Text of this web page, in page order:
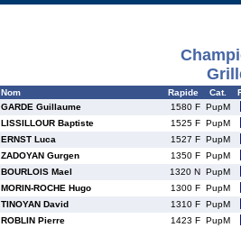
Nom Rapide Cat.
GARDE Guillaume 1580 F PupM
LISSILLOUR Baptiste 1525 F PupM
ERNST Luca 1527 F PupM
ZADOYAN Gurgen 1350 F PupM
BOURLOIS Mael 1320 N PupM
MORIN-ROCHE Hugo 1300 F PupM
TINOYAN David 1310 F PupM
ROBLIN Pierre 1423 F PupM